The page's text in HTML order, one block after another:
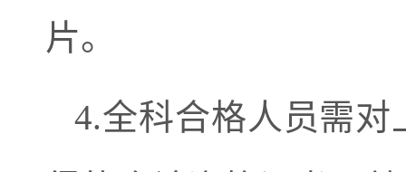
片。
4.全科合格人员需